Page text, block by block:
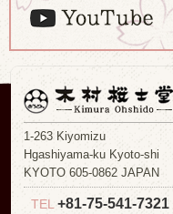
1-263 Kiyomizu
Hgashiyama-ku Kyoto-shi
KYOTO 605-0862 JAPAN
TEL +81-75-541-7321